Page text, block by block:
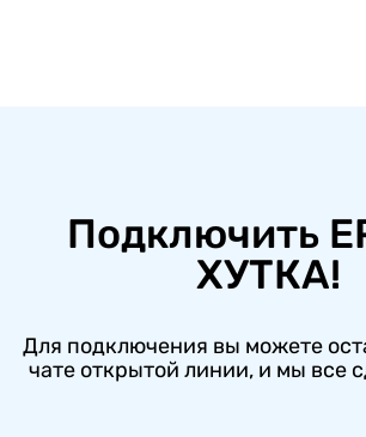
Подключить
ХУТКА!
Для подключения вы можете
чате открытой линии, и мы все